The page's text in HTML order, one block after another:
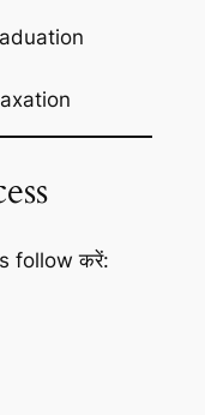
follow करें: